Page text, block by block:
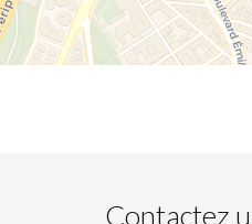
Contactez